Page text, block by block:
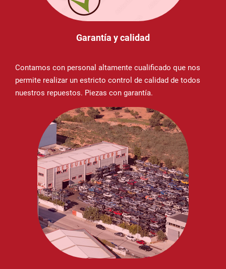
Garantía y calidad
Contamos con personal altamente cualificado que nos
permite realizar un estricto control de calidad de todos
nuestros repuestos. Piezas con garantía.